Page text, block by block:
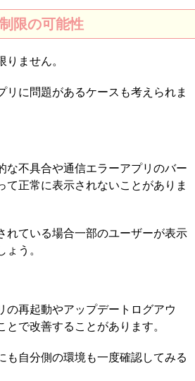
限の可能性
りません。
リに問題があるケースも考えられま
な不具合や通信エラーアプリのバー
て正常に表示されないことがありま
れている場合一部のユーザーが表示
ょう。
の再起動やアップデートログアウ
とで改善することがあります。
も自分側の環境も一度確認してみる